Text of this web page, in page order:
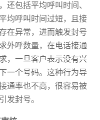
还包括平均呼叫时间、
均呼叫时间过短，且接
在异常，进而触发封号
外呼数量，在电话接通
，一旦客户表示没有兴
一个号码。这种行为导
通率也不高，很容易被
发封号。